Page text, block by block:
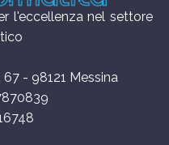
l'eccellenza nel settore
- 98121 Messina